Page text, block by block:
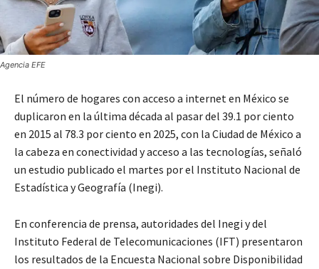
Agencia EFE
El número de hogares con acceso a internet en México se
duplicaron en la última década al pasar del 39.1 por ciento
en 2015 al 78.3 por ciento en 2025, con la Ciudad de México a
la cabeza en conectividad y acceso a las tecnologías, señaló
un estudio publicado el martes por el Instituto Nacional de
Estadística y Geografía (Inegi).
En conferencia de prensa, autoridades del Inegi y del
Instituto Federal de Telecomunicaciones (IFT) presentaron
los resultados de la Encuesta Nacional sobre Disponibilidad